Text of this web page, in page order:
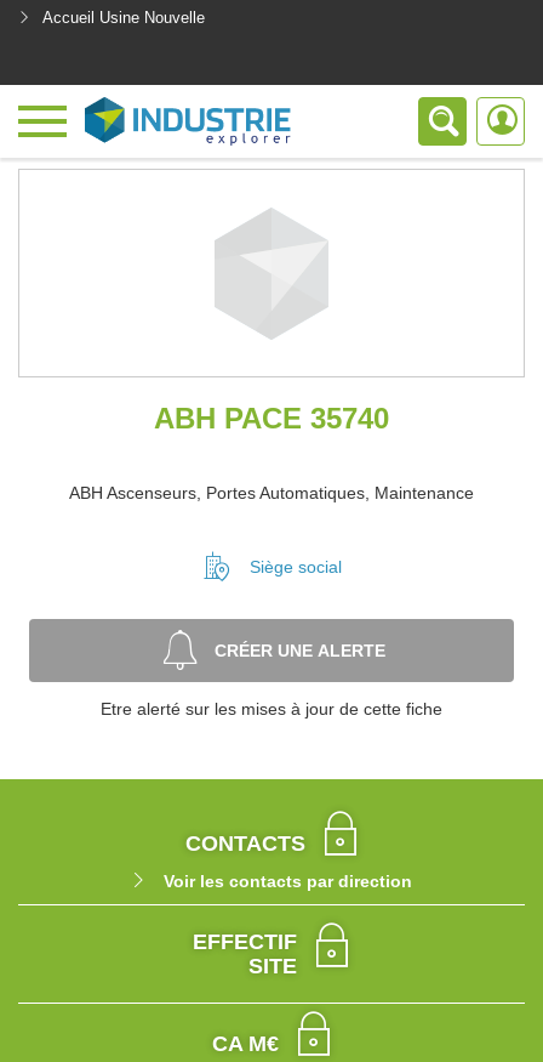
Accueil Usine Nouvelle
ABH PACE 35740
ABH Ascenseurs, Portes Automatiques, Maintenance
Siège social
CRÉER UNE ALERTE
Etre alerté sur les mises à jour de cette fiche
CONTACTS
Voir les contacts par direction
EFFECTIF
SITE
CA M€